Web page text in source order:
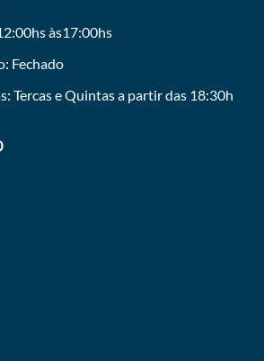
às17:00hs
Fechado
Tercas e Quintas a partir das 18:30h